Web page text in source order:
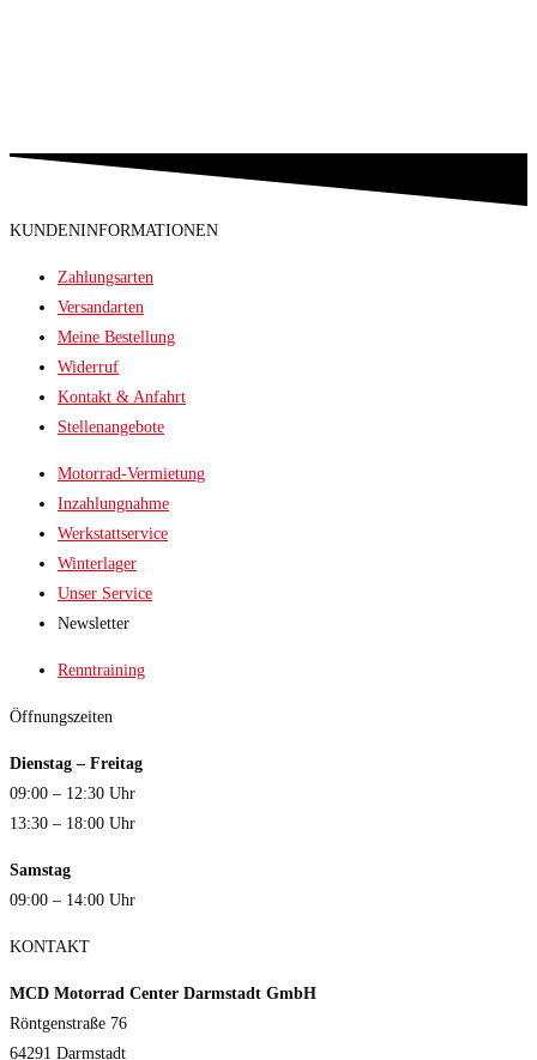
KUNDENINFORMATIONEN
Zahlungsarten
Versandarten
Meine Bestellung
Widerruf
Kontakt & Anfahrt
Stellenangebote
Motorrad-Vermietung
Inzahlungnahme
Werkstattservice
Winterlager
Unser Service
Newsletter
Renntraining
Öffnungszeiten
Dienstag – Freitag
09:00 – 12:30 Uhr
13:30 – 18:00 Uhr
Samstag
09:00 – 14:00 Uhr
KONTAKT
MCD Motorrad Center Darmstadt GmbH
Röntgenstraße 76
64291 Darmstadt